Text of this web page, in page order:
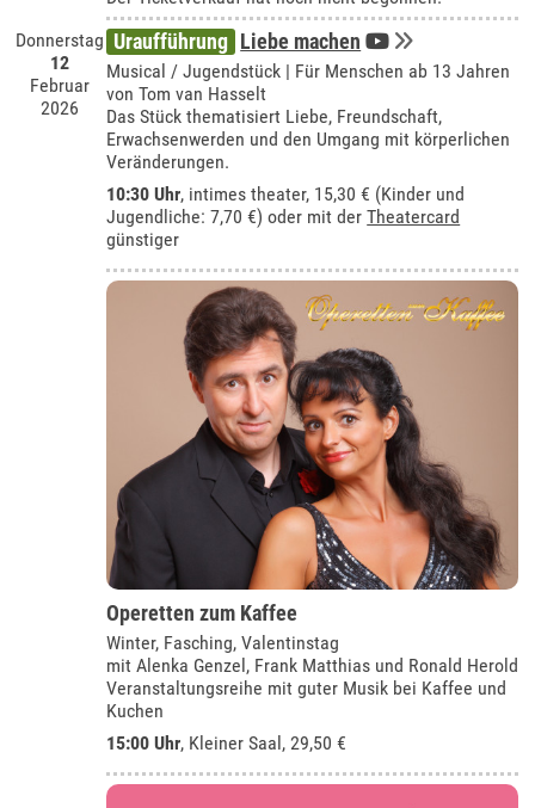
Donnerstag
12
Februar
2026
Uraufführung Liebe machen
Musical / Jugendstück | Für Menschen ab 13 Jahren
von Tom van Hasselt
Das Stück thematisiert Liebe, Freundschaft,
Erwachsenwerden und den Umgang mit körperlichen
Veränderungen.
10:30 Uhr, intimes theater, 15,30 € (Kinder und
Jugendliche: 7,70 €) oder mit derTheatercard
günstiger
Operetten zum Kaffee
Winter, Fasching, Valentinstag
mit Alenka Genzel, Frank Matthias und Ronald Herold
Veranstaltungsreihe mit guter Musik bei Kaffee und
Kuchen
15:00 Uhr, Kleiner Saal, 29,50 €